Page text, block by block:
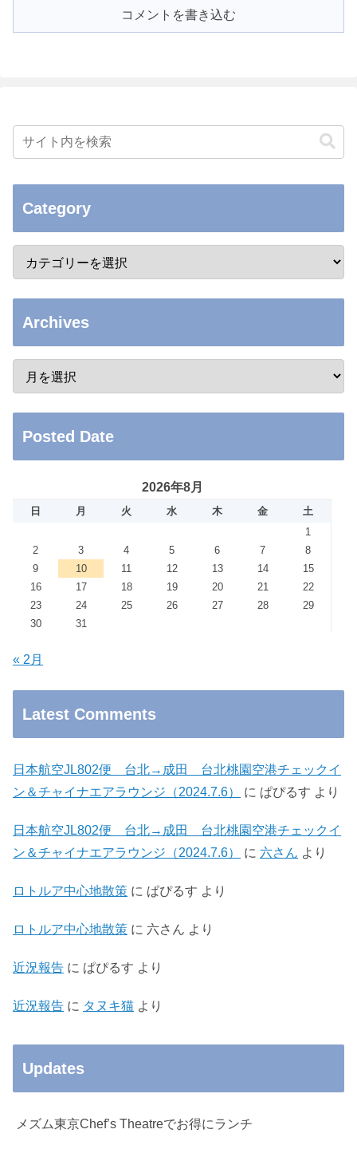
コメントを書き込む
Category
Archives
Posted Date
2026年8月
日 月 火 水 木 金
土
1
2
3 4 5 6 7
8
9
10 11 12 13 14
15
16
17 18 19 20 21
22
23
24 25 26 27 28
29
30
31
« 2月
Latest Comments
日本航空JL802便 台北→成田 台北桃園空港チェックイ
ン＆チャイナエアラウンジ（2024.7.6）
に ぱぴるす より
日本航空JL802便 台北→成田 台北桃園空港チェックイ
ン＆チャイナエアラウンジ（2024.7.6）
に 六さん より
ロトルア中心地散策 に ぱぴるす より
ロトルア中心地散策 に 六さん より
近況報告 に ぱぴるす より
近況報告 に タヌキ猫 より
Updates
メズム東京Chef’s Theatreでお得にランチ